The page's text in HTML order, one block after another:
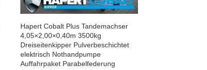
Hapert Cobalt Plus Tandemachser
4,05×2,00×0,40m 3500kg
Dreiseitenkipper Pulverbeschichtet
elektrisch Nothandpumpe
Auffahrpaket Parabelfederung